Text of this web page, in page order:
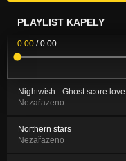
PLAYLIST KAPELY
0:00 /0:00
Nightwish - Ghost score
Nezařazeno
Northern stars
Nezařazeno